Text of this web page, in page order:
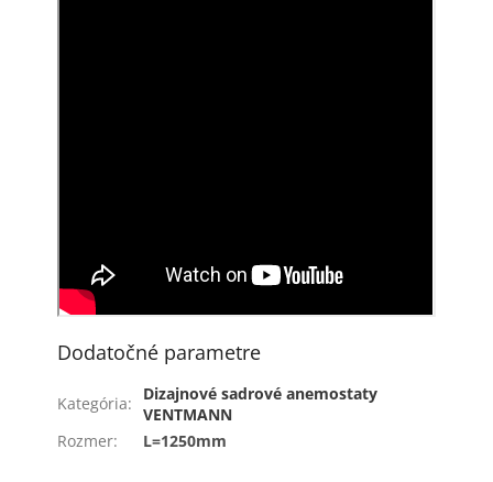
Dodatočné parametre
Kategória:
Dizajnové sadrové anemostaty
VENTMANN
Rozmer: L=1250mm